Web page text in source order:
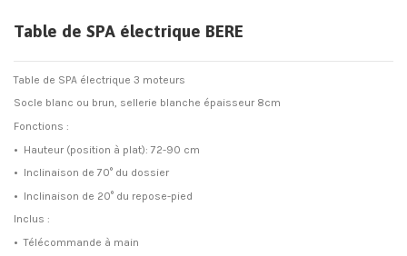
Table de SPA électrique BERE
Table de SPA électrique 3 moteurs
Socle blanc ou brun, sellerie blanche épaisseur 8cm
Fonctions :
• Hauteur (position à plat): 72-90 cm
• Inclinaison de 70° du dossier
• Inclinaison de 20° du repose-pied
Inclus :
• Télécommande à main